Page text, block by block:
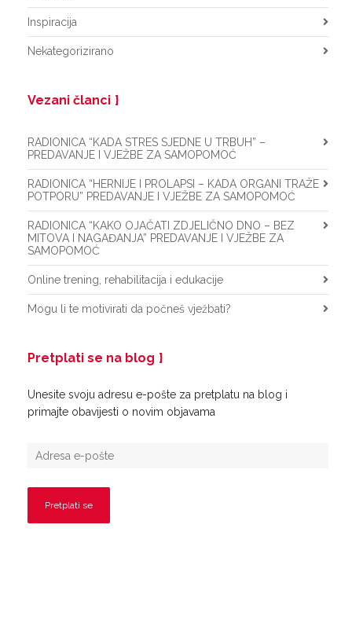
Inspiracija
Nekategorizirano
Vezani članci
RADIONICA “KADA STRES SJEDNE U TRBUH” –
PREDAVANJE I VJEŽBE ZA SAMOPOMOĆ
RADIONICA “HERNIJE I PROLAPSI – KADA ORGANI TRAŽE
POTPORU” PREDAVANJE I VJEŽBE ZA SAMOPOMOĆ
RADIONICA “KAKO OJAČATI ZDJELIČNO DNO – BEZ
MITOVA I NAGAĐANJA” PREDAVANJE I VJEŽBE ZA
SAMOPOMOĆ
Online trening, rehabilitacija i edukacije
Mogu li te motivirati da počneš vježbati?
Pretplati se na blog
Unesite svoju adresu e-pošte za pretplatu na blog i
primajte obavijesti o novim objavama